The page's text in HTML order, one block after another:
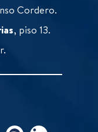
Cordero.
, piso 13.